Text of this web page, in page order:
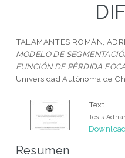
TALAMANTES ROMÁN,
MODELO DE
FUNCIÓN DE PÉRDIDA
Universidad Autónoma de
Text
Tesis
Resumen